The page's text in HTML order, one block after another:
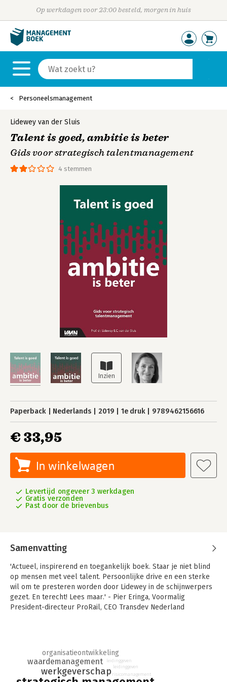
Op werkdagen voor 23:00 besteld, morgen in huis
Personeelsmanagement
4 stemmen
Lidewey van der Sluis
Talent is goed, ambitie is beter
Gids voor strategisch talentmanagement
Paperback Nederlands 2019 1e druk 9789462156616
€ 33,95
In winkelwagen
Levertijd ongeveer 3 werkdagen
Gratis verzonden
Past door de brievenbus
Samenvatting
'Actueel, inspirerend en toegankelijk boek. Staar je niet blind
op mensen met veel talent. Persoonlijke drive en een sterke
wil om te presteren worden door Lidewey in de schijnwerpers
gezet. En terecht! Lees maar.' - Pier Eringa, Voormalig
President-directeur ProRail, CEO Transdev Nederland
haar inspirerende en gedegen inzichten en praktische
handvatten.' - Talent is goed Gids voor strategisch
talentmanagement
werkgeverschap
waardemanagement
organisatieontwikkeling
risicomanagement
leidinggeven
leidinggeven